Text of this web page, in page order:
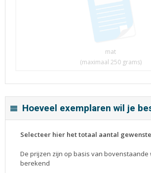
mat
(maximaal 250 grams)
Hoeveel exemplaren wil je
Selecteer hier het totaal aantal
De prijzen zijn op basis van bovenstaande
berekend